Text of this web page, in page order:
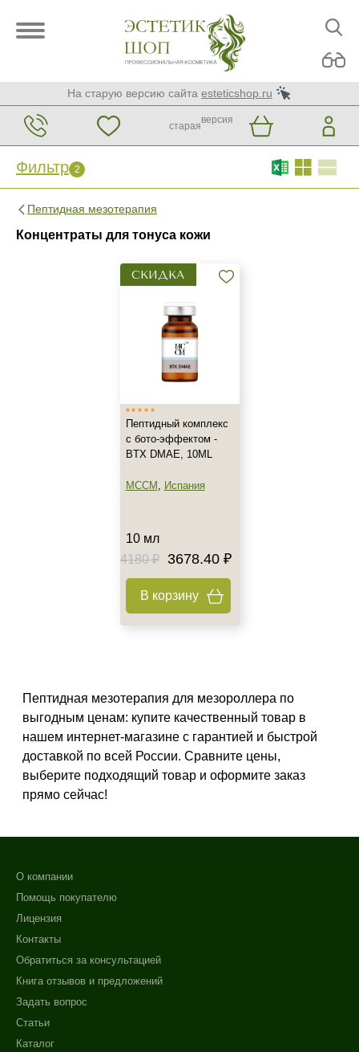
На старую версию сайта esteticshop.ru
старая
версия
Фильтр 2
Пептидная мезотерапия
Концентраты для тонуса кожи
Фильтр 2 Сброс
Зрелая
Показать еще
Возраст
Любой возраст (от 18 лет)
Показать еще
Восстановление
Моделирование
Обновление
Показать еще
Назначение против
СКИДКА
Пептидный комплекс
с бото-эффектом -
BTX DMAE, 10ML
MCCM , Испания
10 мл
4180 ₽
3678.40 ₽
В корзину
Пептидная мезотерапия для мезороллера по
выгодным ценам: купите качественный товар в
нашем интернет-магазине с гарантией и быстрой
доставкой по всей России. Сравните цены,
выберите подходящий товар и оформите заказ
прямо сейчас!
О компании
Помощь покупателю
Лицензия
Контакты
Обратиться за консультацией
Книга отзывов и предложений
Задать вопрос
Статьи
Каталог